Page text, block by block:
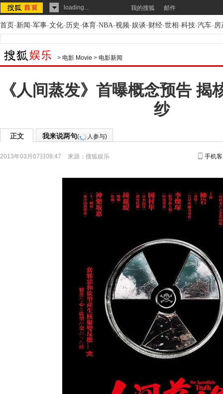
loading... 我的搜狐 邮件
首页-新闻-军事-文化-历史-体育-NBA-视频-娱谈-财经-世相-科技-汽车-房
> 电影 Movie > 电影新闻
《人间蒸发》首曝概念预告 揭
纱
正文 我来说两句( 人参与)
2013年03月07日09:47 来源： 搜狐娱乐 手机